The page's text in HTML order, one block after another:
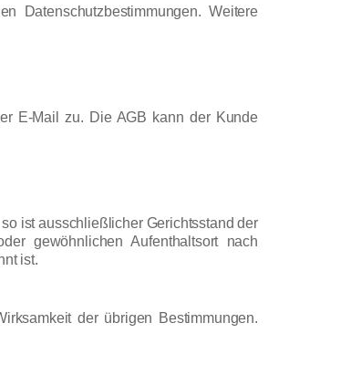
Datenschutzbestimmungen. Weitere
E-Mail zu. Die AGB kann der Kunde
ist ausschließlicher Gerichtsstand der
gewöhnlichen Aufenthaltsort nach
ist.
der übrigen Bestimmungen.